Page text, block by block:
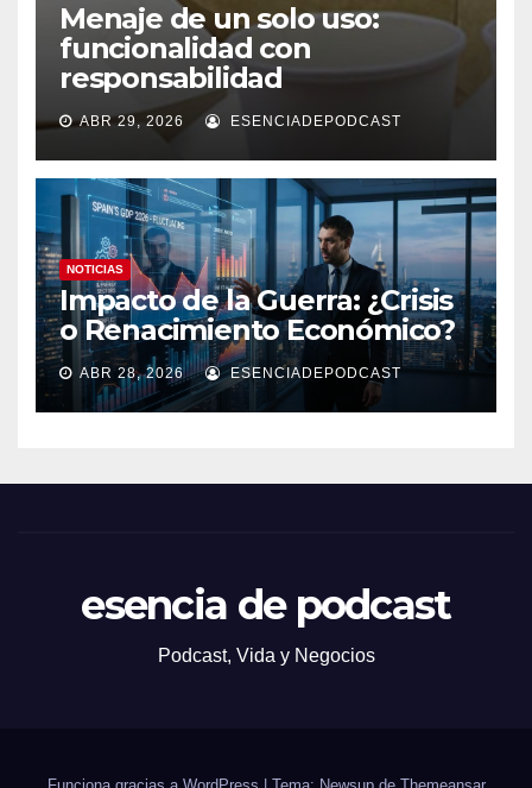
Menaje de un solo uso:
funcionalidad con
responsabilidad
ABR 29, 2026 ESENCIADEPODCAST
NOTICIAS
Impacto de la Guerra: ¿Crisis
o Renacimiento Económico?
ABR 28, 2026 ESENCIADEPODCAST
esencia de podcast
Podcast, Vida y Negocios